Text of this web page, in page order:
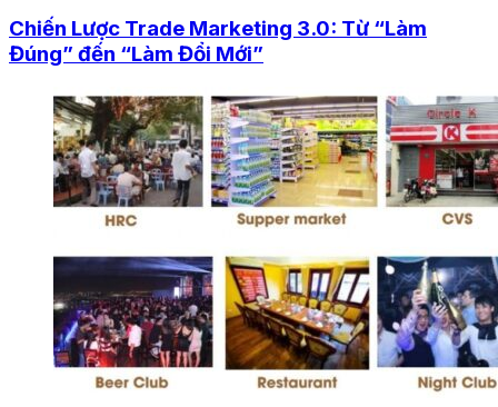
Chiến Lược Trade Marketing 3.0: Từ “Làm
Đúng” đến “Làm Đổi Mới”